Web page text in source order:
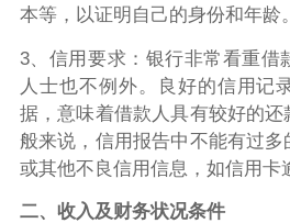
本等，以证明自己的身份和年龄。
3、信用要求：银行非常看重借
人士也不例外。良好的信用记
据，意味着借款人具有较好的
般来说，信用报告中不能有过
或其他不良信用信息，如信用卡
二、收入及财务状况条件